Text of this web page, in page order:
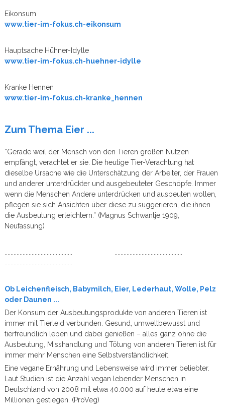
Eikonsum
www.tier-im-fokus.ch-eikonsum
Hauptsache Hühner-Idylle
www.tier-im-fokus.ch-huehner-idylle
Kranke Hennen
www.tier-im-fokus.ch-kranke_hennen
Zum Thema Eier ...
“Gerade weil der Mensch von den Tieren großen Nutzen
empfängt, verachtet er sie. Die heutige Tier-Verachtung hat
dieselbe Ursache wie die Unterschätzung der Arbeiter, der Frauen
und anderer unterdrückter und ausgebeuteter Geschöpfe. Immer
wenn die Menschen Andere unterdrücken und ausbeuten wollen,
pflegen sie sich Ansichten über diese zu suggerieren, die ihnen
die Ausbeutung erleichtern.” (Magnus Schwantje 1909,
Neufassung)
Ob Leichenfleisch, Babymilch, Eier, Lederhaut, Wolle, Pelz
oder Daunen ...
Der Konsum der Ausbeutungsprodukte von anderen Tieren ist
immer mit Tierleid verbunden. Gesund, umweltbewusst und
tierfreundlich leben und dabei genießen – alles ganz ohne die
Ausbeutung, Misshandlung und Tötung von anderen Tieren ist für
immer mehr Menschen eine Selbstverständlichkeit.
Eine vegane Ernährung und Lebensweise wird immer beliebter.
Laut Studien ist die Anzahl vegan lebender Menschen in
Deutschland von 2008 mit etwa 40.000 auf heute etwa eine
Millionen gestiegen. (ProVeg)